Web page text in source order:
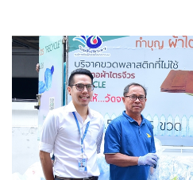
แบบประกันทั้งหมด
แบบประกันที่เหมาะกับช่วงอายุ
เปรียบเทียบแบบประกัน
เลือกแบบประกันที่เหมาะกับคุณ